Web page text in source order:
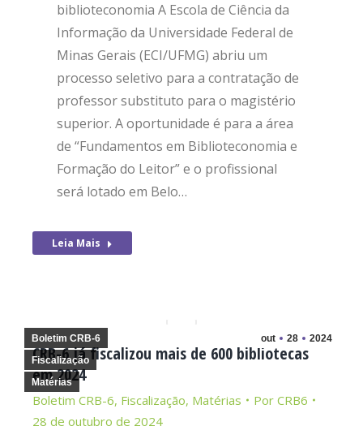
biblioteconomia A Escola de Ciência da
Informação da Universidade Federal de
Minas Gerais (ECI/UFMG) abriu um
processo seletivo para a contratação de
professor substituto para o magistério
superior. A oportunidade é para a área
de “Fundamentos em Biblioteconomia e
Formação do Leitor” e o profissional
será lotado em Belo…
Leia Mais
out 28 2024
Boletim CRB-6
Fiscalização
Matérias
CRB-6 já fiscalizou mais de 600 bibliotecas
em 2024
Boletim CRB-6, Fiscalização, Matérias Por CRB6
28 de outubro de 2024